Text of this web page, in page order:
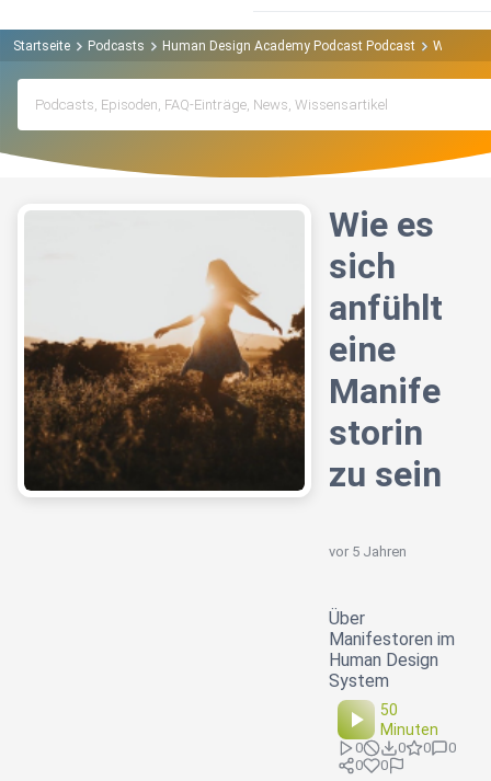
Startseite Podcasts Human Design Academy Podcast Podcast Wie es
Wie es
sich
anfühlt
eine
Manife
storin
zu sein
vor 5 Jahren
Über
Manifestoren im
Human Design
System
50
Minuten
0 0 0
0
0
0